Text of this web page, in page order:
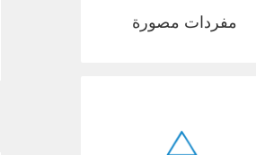
مفردات مصورة